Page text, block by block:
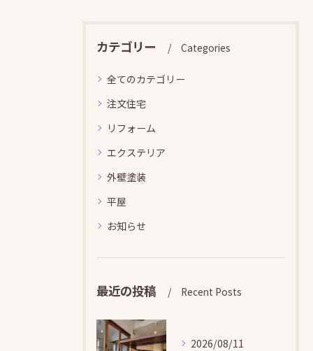
カテゴリー Categories
全てのカテゴリー
注文住宅
リフォーム
エクステリア
外壁塗装
平屋
お知らせ
最近の投稿 Recent Posts
2026/08/11